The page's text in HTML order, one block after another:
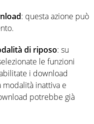
: questa azione può
di riposo: su
le funzioni
i download
inattiva e
potrebbe già